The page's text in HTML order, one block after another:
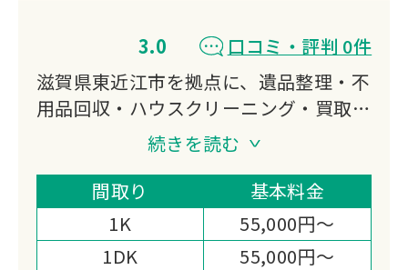
3.0
口コミ・評判 0件
滋賀県東近江市を拠点に、遺品整理・不
用品回収・ハウスクリーニング・買取な
ど多彩なサービスを提供する高杉商事。
薄利多売精神で大手より高価買取を実現
し、造園工事や害獣駆除まで幅広いお困
りごとに対応。古物商許可取得済みで安
心してご依頼いただけます。
続きを読む
間取り
基本料金
1K
55,000円～
1DK
55,000円～